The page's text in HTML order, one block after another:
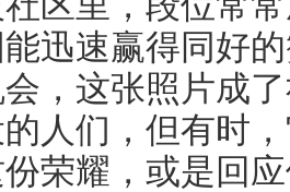
迅速赢得同好
，这张照片成
人们，但有时
荣耀，或是回